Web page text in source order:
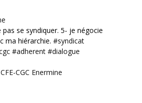
pas se syndiquer. 5- je négocie
ma hiérarchie. #syndicat
#adherent #dialogue
CGC Enermine